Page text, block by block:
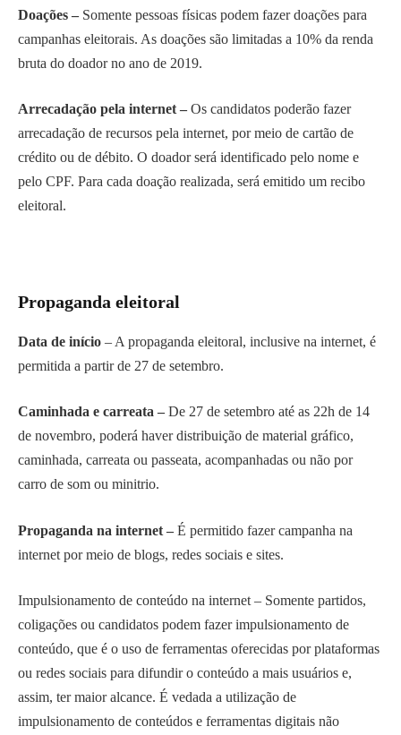
Doações – Somente pessoas físicas podem fazer doações para
campanhas eleitorais. As doações são limitadas a 10% da renda
bruta do doador no ano de 2019.
Arrecadação pela internet – Os candidatos poderão fazer
arrecadação de recursos pela internet, por meio de cartão de
crédito ou de débito. O doador será identificado pelo nome e
pelo CPF. Para cada doação realizada, será emitido um recibo
eleitoral.
Propaganda eleitoral
Data de início – A propaganda eleitoral, inclusive na internet, é
permitida a partir de 27 de setembro.
Caminhada e carreata – De 27 de setembro até as 22h de 14
de novembro, poderá haver distribuição de material gráfico,
caminhada, carreata ou passeata, acompanhadas ou não por
carro de som ou minitrio.
Propaganda na internet – É permitido fazer campanha na
internet por meio de blogs, redes sociais e sites.
Impulsionamento de conteúdo na internet – Somente partidos,
coligações ou candidatos podem fazer impulsionamento de
conteúdo, que é o uso de ferramentas oferecidas por plataformas
ou redes sociais para difundir o conteúdo a mais usuários e,
assim, ter maior alcance. É vedada a utilização de
impulsionamento de conteúdos e ferramentas digitais não